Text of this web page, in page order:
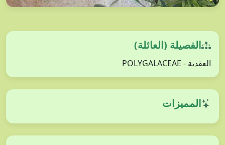
الفصيلة (العائلة)
العقدية - POLYGALACEAE
المميزات